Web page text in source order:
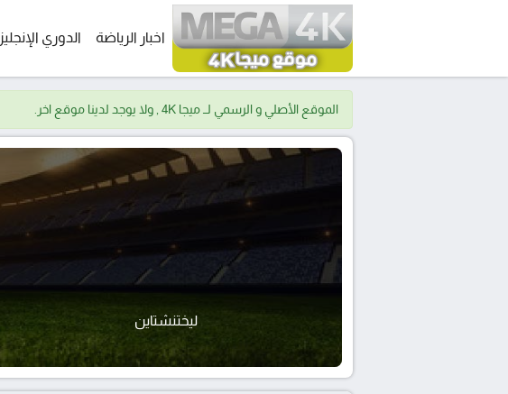
اخبار الرياضة الدوري
الموقع الأصلي و الرسمي لــ ميجا 4K , ولا يوجد لدينا موقع اخر.
ليختنشتاين